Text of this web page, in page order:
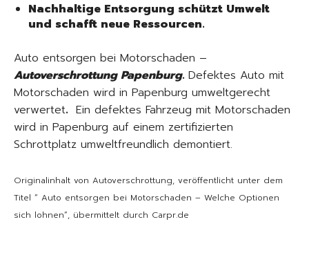
Nachhaltige Entsorgung schützt Umwelt
und schafft neue Ressourcen.
Auto entsorgen bei Motorschaden –
Autoverschrottung Papenburg. Defektes Auto mit
Motorschaden wird in Papenburg umweltgerecht
verwertet. Ein defektes Fahrzeug mit Motorschaden
wird in Papenburg auf einem zertifizierten
Schrottplatz umweltfreundlich demontiert.
Originalinhalt von Autoverschrottung, veröffentlicht unter dem
Titel “ Auto entsorgen bei Motorschaden – Welche Optionen
sich lohnen“, übermittelt durch Carpr.de